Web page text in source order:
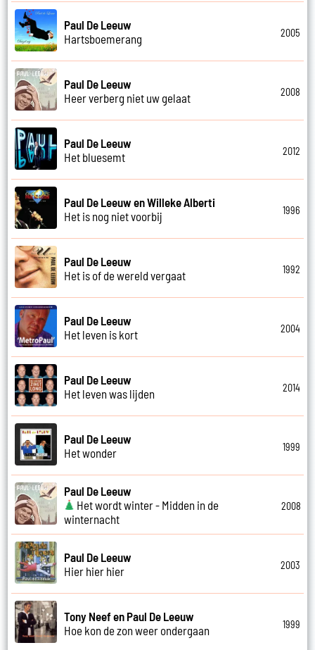
Paul De Leeuw
Hartsboemerang
2005
Paul De Leeuw
Heer verberg niet uw gelaat
2008
Paul De Leeuw
Het bluesemt
2012
Paul De Leeuw en Willeke Alberti
Het is nog niet voorbij
1996
Paul De Leeuw
Het is of de wereld vergaat
1992
Paul De Leeuw
Het leven is kort
2004
Paul De Leeuw
Het leven was lijden
2014
Paul De Leeuw
Het wonder
1999
Paul De Leeuw
Het wordt winter - Midden in de
winternacht
2008
Paul De Leeuw
Hier hier hier
2003
Tony Neef en Paul De Leeuw
Hoe kon de zon weer ondergaan
1999